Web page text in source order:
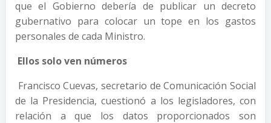
que el Gobierno debería de publicar un decreto
gubernativo para colocar un tope en los gastos
personales de cada Ministro.
Ellos solo ven números
Francisco Cuevas, secretario de Comunicación Social
de la Presidencia, cuestionó a los legisladores, con
relación a que los datos proporcionados son